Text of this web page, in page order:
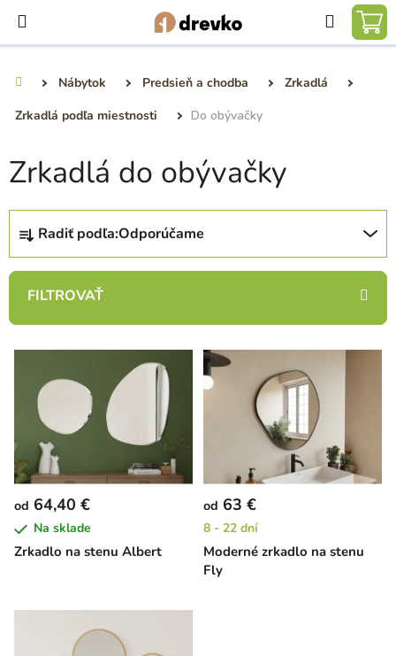
obsah
Hľadať
Nábytok Predsieň a chodba
Zrkadlá
Zrkadlá podľa miestnosti
Do obývačky
Zrkadlá do obývačky
R
d
n
e
d
u
k
t
o
v
Radiť podľa:Odporúčame
V
s
p
r
o
d
u
t
Zrkadlo na stenu Albert
od 64,40 €
Na sklade
Moderné zrkadlo na stenu
Fly
od 63 €
8 - 22 dní